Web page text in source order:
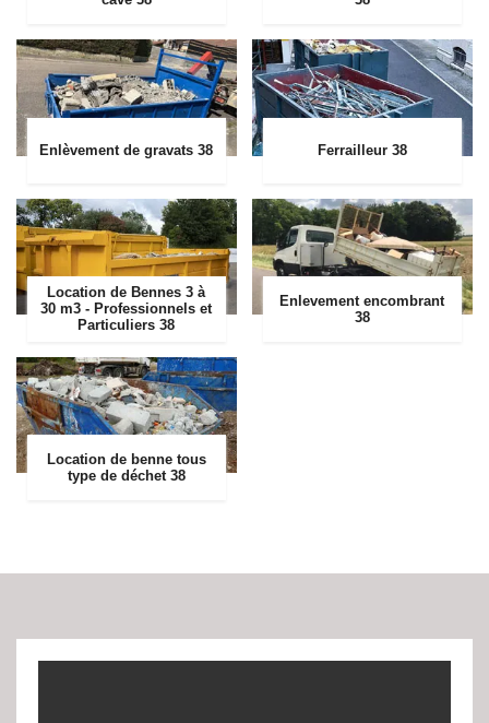
Enlèvement de gravats 38 Ferrailleur 38
Location de Bennes 3 à
30 m3 - Professionnels et
Particuliers 38
Enlevement encombrant
38
Location de benne tous
type de déchet 38